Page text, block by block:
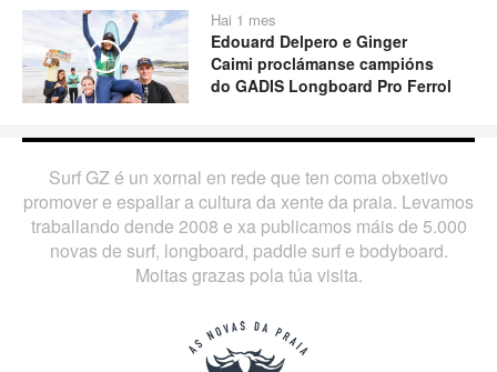
Play
Hai 1 mes
Edouard Delpero e Ginger
Caimi proclámanse campións
do GADIS Longboard Pro Ferrol
Surf GZ é un xornal en rede que ten coma obxetivo
promover e espallar a cultura da xente da praia. Levamos
traballando dende 2008 e xa publicamos máis de 5.000
novas de surf, longboard, paddle surf e bodyboard.
Moitas grazas pola túa visita.